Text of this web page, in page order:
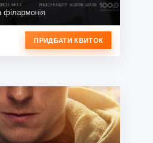
філармонія
ПРИДБАТИ КВИТОК